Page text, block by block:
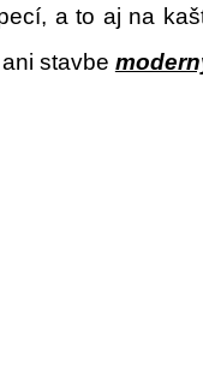
a to aj na
stavbe